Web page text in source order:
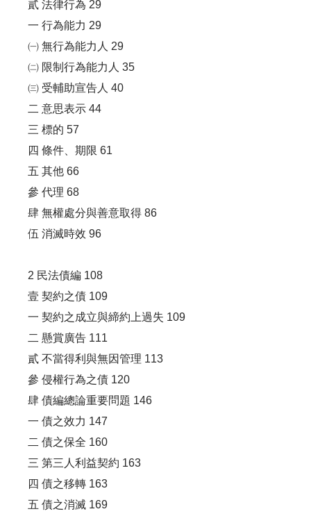
貳 法律行為 29
一 行為能力 29
㈠ 無行為能力人 29
㈡ 限制行為能力人 35
㈢ 受輔助宣告人 40
二 意思表示 44
三 標的 57
四 條件、期限 61
五 其他 66
參 代理 68
肆 無權處分與善意取得 86
伍 消滅時效 96
2 民法債編 108
壹 契約之債 109
一 契約之成立與締約上過失 109
二 懸賞廣告 111
貳 不當得利與無因管理 113
參 侵權行為之債 120
肆 債編總論重要問題 146
一 債之效力 147
二 債之保全 160
三 第三人利益契約 163
四 債之移轉 163
五 債之消滅 169